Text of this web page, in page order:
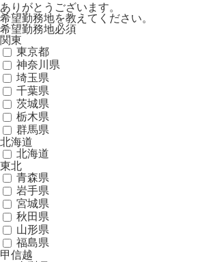
ありがとうございます。
希望勤務地を教えてください。
希望勤務地必須
関東
東京都
神奈川県
埼玉県
千葉県
茨城県
栃木県
群馬県
北海道
北海道
東北
青森県
岩手県
宮城県
秋田県
山形県
福島県
甲信越